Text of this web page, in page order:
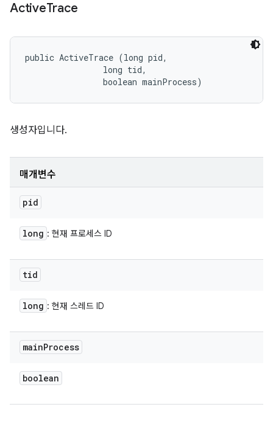
ActiveTrace
public ActiveTrace (long pid,
                long tid,
                boolean mainProcess)
생성자입니다.
매개변수
pid
long : 현재 프로세스 ID
tid
long : 현재 스레드 ID
mainProcess
boolean